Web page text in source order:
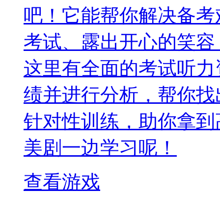
吧！它能帮你解决备
考试、露出开心的笑
这里有全面的考试听
绩并进行分析，帮你
针对性训练，助你拿
美剧一边学习呢！
查看游戏